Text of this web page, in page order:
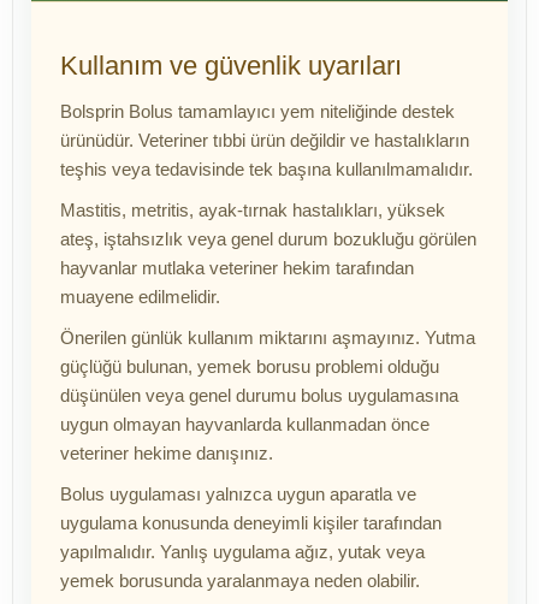
Kullanım ve güvenlik uyarıları
Bolsprin Bolus tamamlayıcı yem niteliğinde destek
ürünüdür. Veteriner tıbbi ürün değildir ve hastalıkların
teşhis veya tedavisinde tek başına kullanılmamalıdır.
Mastitis, metritis, ayak-tırnak hastalıkları, yüksek
ateş, iştahsızlık veya genel durum bozukluğu görülen
hayvanlar mutlaka veteriner hekim tarafından
muayene edilmelidir.
Önerilen günlük kullanım miktarını aşmayınız. Yutma
güçlüğü bulunan, yemek borusu problemi olduğu
düşünülen veya genel durumu bolus uygulamasına
uygun olmayan hayvanlarda kullanmadan önce
veteriner hekime danışınız.
Bolus uygulaması yalnızca uygun aparatla ve
uygulama konusunda deneyimli kişiler tarafından
yapılmalıdır. Yanlış uygulama ağız, yutak veya
yemek borusunda yaralanmaya neden olabilir.